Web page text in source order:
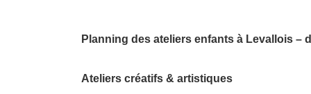
Planning des ateliers enfants à Levallois –
Ateliers créatifs & artistiques